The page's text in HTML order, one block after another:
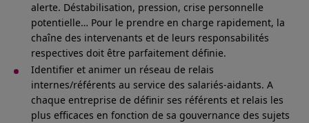
alerte. Déstabilisation, pression, crise personnelle
potentielle… Pour le prendre en charge rapidement, la
chaîne des intervenants et de leurs responsabilités
respectives doit être parfaitement définie.
Identifier et animer un réseau de relais
internes/référents au service des salariés-aidants. A
chaque entreprise de définir ses référents et relais les
plus efficaces en fonction de sa gouvernance des sujets